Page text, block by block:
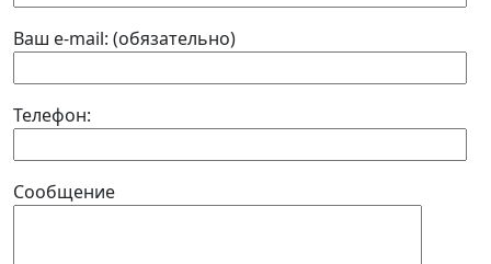
Ваш e-mail: (обязательно)
Телефон:
Сообщение